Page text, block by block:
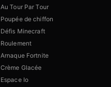
Au Tour Par Tour
Poupée de chiffon
Défis Minecraft
Roulement
Arnaque Fortnite
Crème Glacée
Espace Io